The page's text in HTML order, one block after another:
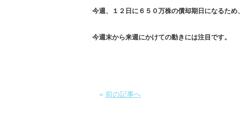
今週、１２日に６５０万株の償却期日になるため、
今週末から来週にかけての動きには注目です。
« 前の記事へ